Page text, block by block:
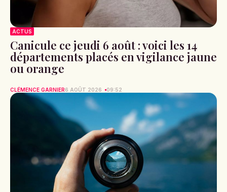
ACTUS
Canicule ce jeudi 6 août : voici les 14
départements placés en vigilance jaune
ou orange
CLÉMENCE GARNIER6 AOÛT 2026 09:52